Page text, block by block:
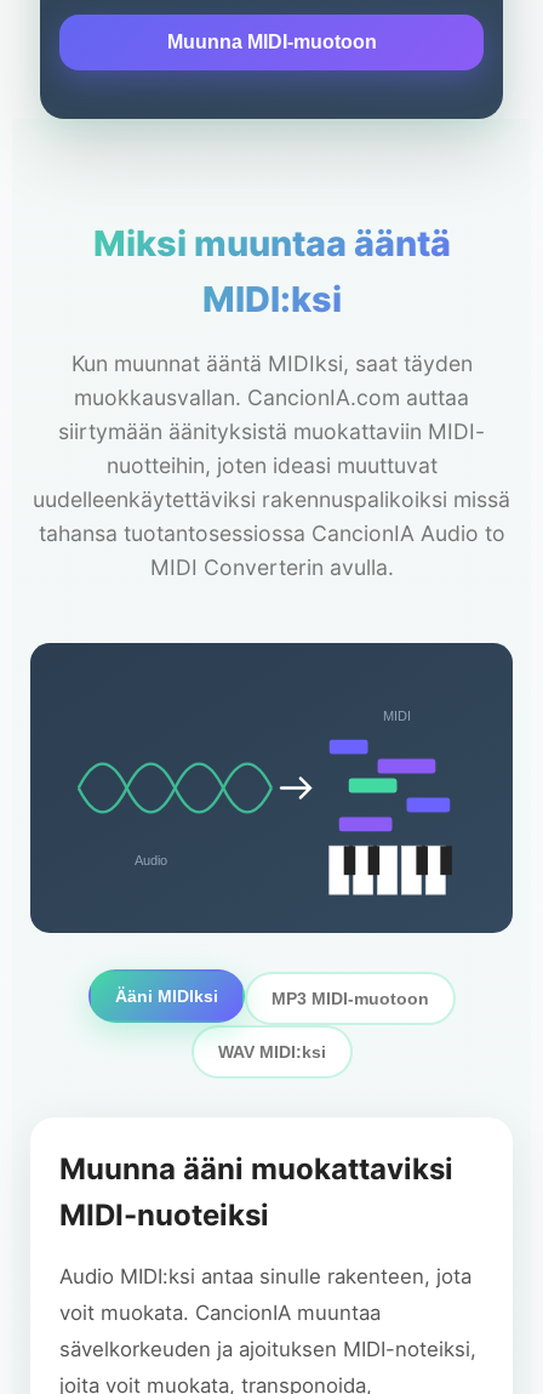
Muunna MIDI-muotoon
Miksi muuntaa ääntä
MIDI:ksi
Kun muunnat ääntä MIDIksi, saat täyden
muokkausvallan. CancionIA.com auttaa
siirtymään äänityksistä muokattaviin MIDI-
nuotteihin, joten ideasi muuttuvat
uudelleenkäytettäviksi rakennuspalikoiksi missä
tahansa tuotantosessiossa CancionIA Audio to
MIDI Converterin avulla.
Audio
MIDI
Ääni MIDIksi MP3 MIDI-muotoon
WAV MIDI:ksi
Muunna ääni muokattaviksi
MIDI-nuoteiksi
Audio MIDI:ksi antaa sinulle rakenteen, jota
voit muokata. CancionIA muuntaa
sävelkorkeuden ja ajoituksen MIDI-noteiksi,
joita voit muokata, transponoida,